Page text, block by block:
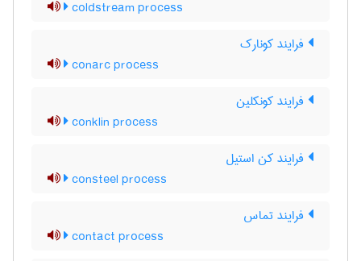
coldstream process
فرایند کونارک
conarc process
فرایند کونکلین
conklin process
فرایند کن استیل
consteel process
فرایند تماس
contact process